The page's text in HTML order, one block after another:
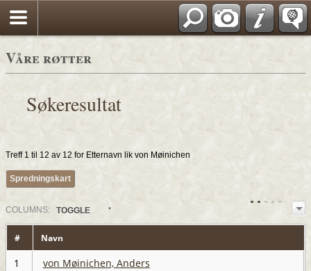
Våre røtter
Søkeresultat
Treff 1 til 12 av 12 for Etternavn lik von Møinichen
Spredningskart
COLUMN S: TOGGLE
# Navn
1
von Møinichen, Anders